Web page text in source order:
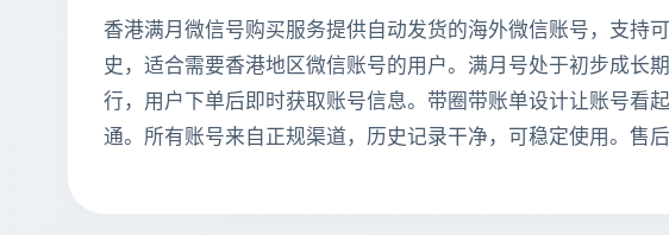
香港满月微信号购买服务提供自动发货的海外微信账号，支持
史，适合需要香港地区微信账号的用户。满月号处于初步成
行，用户下单后即时获取账号信息。带圈带账单设计让账号看
通。所有账号来自正规渠道，历史记录干净，可稳定使用。售